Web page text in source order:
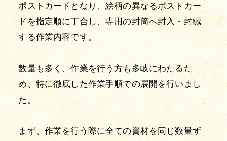
ポストカードとなり、絵柄の異なるポストカー
ドを指定順に丁合し、専用の封筒へ封入・封緘
する作業内容です。
数量も多く、作業を行う方も多岐にわたるた
め、特に徹底した作業手順での展開を行いまし
た。
まず、作業を行う際に全ての資材を同じ数量ず